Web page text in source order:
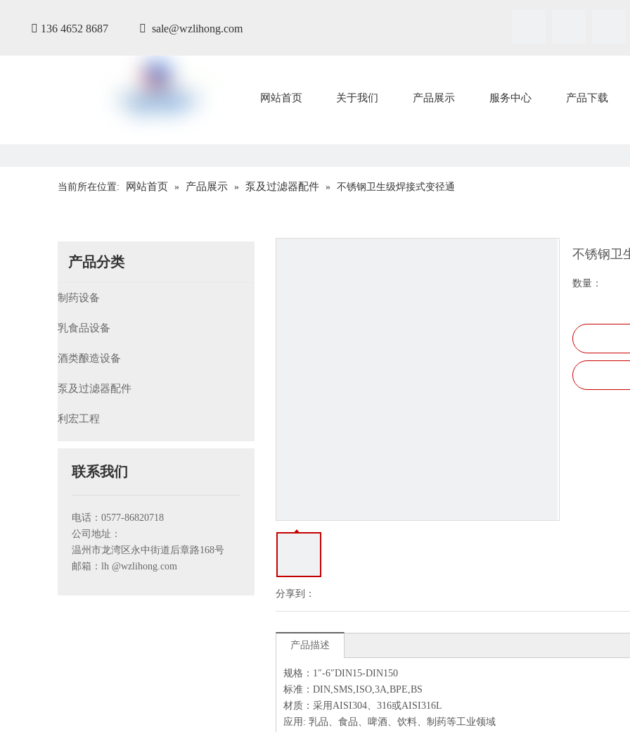
 136 4652 8687  sale@wzlihong.com
网站首页 关于我们 产品展示 服务中心 产品下载
当前所在位置: 网站首页 » 产品展示 » 泵及过滤器配件 » 不锈钢卫生级焊接式变径通
产品分类
制药设备
乳食品设备
酒类酿造设备
泵及过滤器配件
利宏工程
联系我们
电话：0577-86820718
公司地址：
温州市龙湾区永中街道后章路168号
邮箱：lh @wzlihong.com
分享到：
不锈钢卫
数量：
产品描述
规格：1″-6″DIN15-DIN150
标准：DIN,SMS,ISO,3A,BPE,BS
材质：采用AISI304、316或AISI316L
应用: 乳品、食品、啤酒、饮料、制药等工业领域